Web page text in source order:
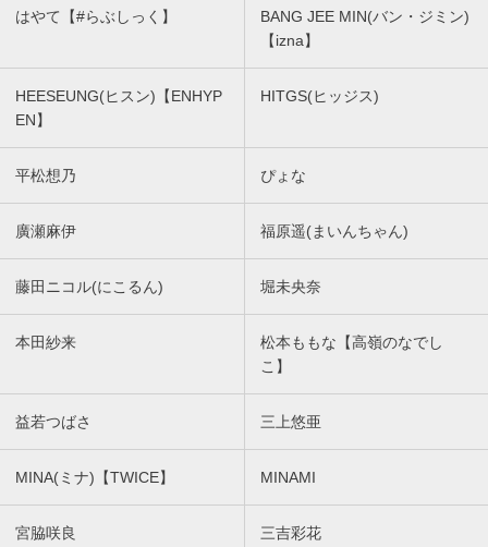
はやて【#らぶしっく】
BANG JEE MIN(バン・ジミン)
【izna】
HEESEUNG(ヒスン)【ENHYP
EN】
HITGS(ヒッジス)
平松想乃 ぴょな
廣瀬麻伊 福原遥(まいんちゃん)
藤田ニコル(にこるん) 堀未央奈
本田紗来
松本ももな【高嶺のなでし
こ】
益若つばさ 三上悠亜
MINA(ミナ)【TWICE】 MINAMI
宮脇咲良 三吉彩花